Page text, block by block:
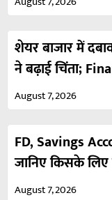
शेयर बाजार में
ने बढ़ाई चिंता;
August 7, 2026
FD, Savings
जानिए किसके
August 7, 2026